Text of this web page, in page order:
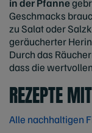
in der Pfanne
Geschmacks
zu Salat oder
geräucherter
Durch das
dass die
REZEPTE
Alle nachhaltigen